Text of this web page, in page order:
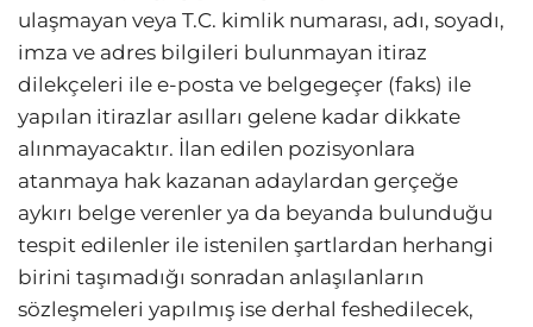
ulaşmayan veya T.C. kimlik numarası, adı, soyadı,
imza ve adres bilgileri bulunmayan itiraz
dilekçeleri ile e-posta ve belgegeçer (faks) ile
yapılan itirazlar asılları gelene kadar dikkate
alınmayacaktır. İlan edilen pozisyonlara
atanmaya hak kazanan adaylardan gerçeğe
aykırı belge verenler ya da beyanda bulunduğu
tespit edilenler ile istenilen şartlardan herhangi
birini taşımadığı sonradan anlaşılanların
sözleşmeleri yapılmış ise derhal feshedilecek,